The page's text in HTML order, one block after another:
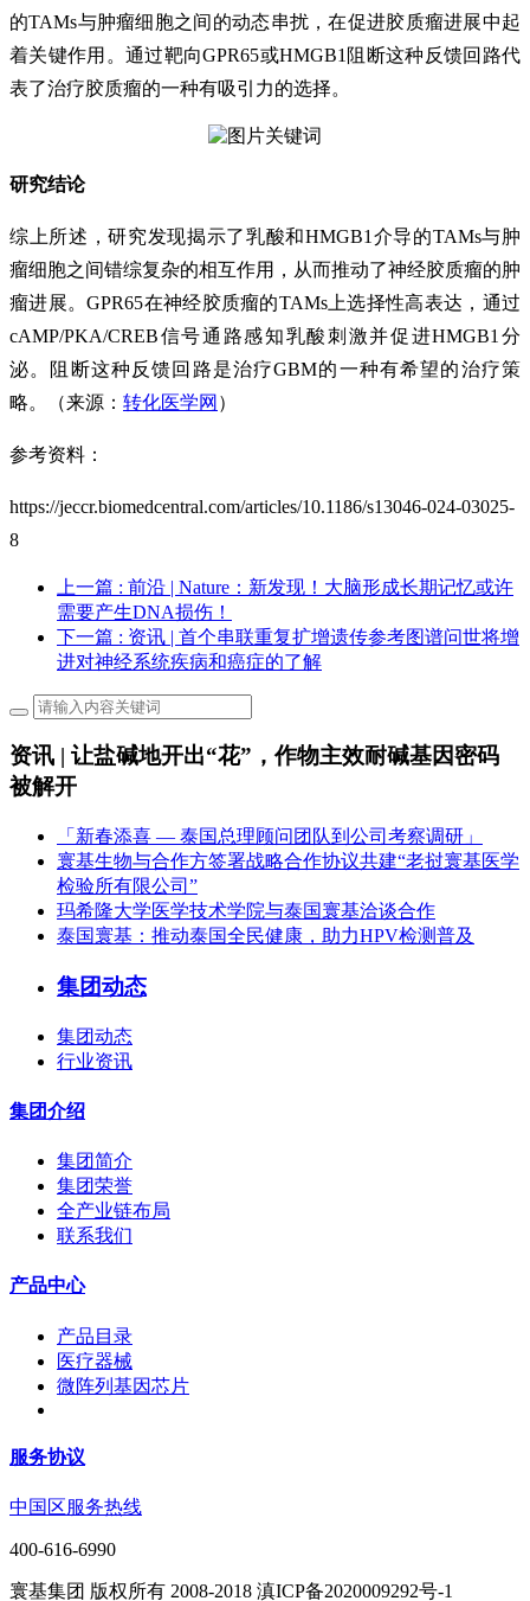
的TAMs与肿瘤细胞之间的动态串扰，在促进胶质瘤进展中起
着关键作用。通过靶向GPR65或HMGB1阻断这种反馈回路代
表了治疗胶质瘤的一种有吸引力的选择。
研究结论
综上所述，研究发现揭示了乳酸和HMGB1介导的TAMs与肿
瘤细胞之间错综复杂的相互作用，从而推动了神经胶质瘤的肿
瘤进展。GPR65在神经胶质瘤的TAMs上选择性高表达，通过
cAMP/PKA/CREB信号通路感知乳酸刺激并促进HMGB1分
泌。阻断这种反馈回路是治疗GBM的一种有希望的治疗策
略。（来源： 转化医学网 ）
参考资料：
https://jeccr.biomedcentral.com/articles/10.1186/s13046-024-03025-
8
上一篇 : 前沿 | Nature：新发现！大脑形成长期记忆或许
需要产生DNA损伤！
下一篇 : 资讯 | 首个串联重复扩增遗传参考图谱问世将增
进对神经系统疾病和癌症的了解
资讯 | 让盐碱地开出“花”，作物主效耐碱基因密码
被解开
「新春添喜 — 泰国总理顾问团队到公司考察调研」
寰基生物与合作方签署战略合作协议共建“老挝寰基医学
检验所有限公司”
玛希隆大学医学技术学院与泰国寰基洽谈合作
泰国寰基：推动泰国全民健康，助力HPV检测普及
集团动态
集团动态
行业资讯
集团介绍
集团简介
集团荣誉
全产业链布局
联系我们
产品中心
产品目录
医疗器械
微阵列基因芯片
服务协议
中国区服务热线
400-616-6990
寰基集团 版权所有 2008-2018 滇ICP备2020009292号-1